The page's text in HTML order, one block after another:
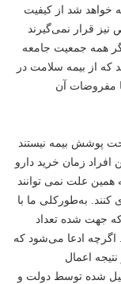
خواهد شد از کیفیت
نیز قرار نمی‌گیرند
همه جمعیت جامعه
از بیمه سلامت در
مفروضات آن
پوشش بیمه نیستند
زمان خرید دارو
همین علت نمی توانند
کنند. به‌طورکلی ما با
جهت شده تعداد
اگرچه ادعا می‌شود که
اعمال
شده توسط دولت و